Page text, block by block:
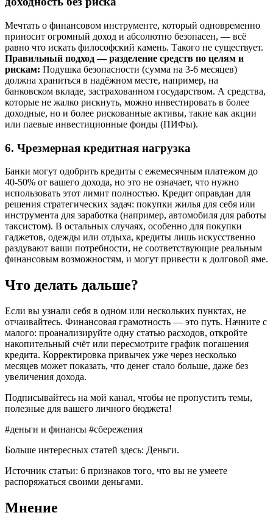
Мечтать о финансовом инструменте, который одновременно
приносит огромный доход и абсолютно безопасен, — всё
равно что искать философский камень. Такого не существует.
Правильный подход — разделение средств по целям и
рискам: Подушка безопасности (сумма на 3-6 месяцев)
должна храниться в надёжном месте, например, на
банковском вкладе, застрахованном государством. А средства,
которые не жалко рискнуть, можно инвестировать в более
доходные, но и более рискованные активы, такие как акции
или паевые инвестиционные фонды (ПИФы).
6. Чрезмерная кредитная нагрузка
Банки могут одобрить кредиты с ежемесячным платежом до
40-50% от вашего дохода, но это не означает, что нужно
использовать этот лимит полностью. Кредит оправдан для
решения стратегических задач: покупки жилья для себя или
инструмента для заработка (например, автомобиля для работы
таксистом). В остальных случаях, особенно для покупки
гаджетов, одежды или отдыха, кредиты лишь искусственно
раздувают ваши потребности, не соответствующие реальным
финансовым возможностям, и могут привести к долговой яме.
Что делать дальше?
Если вы узнали себя в одном или нескольких пунктах, не
отчаивайтесь. Финансовая грамотность — это путь. Начните с
малого: проанализируйте одну статью расходов, откройте
накопительный счёт или пересмотрите график погашения
кредита. Корректировка привычек уже через несколько
месяцев может показать, что денег стало больше, даже без
увеличения дохода.
Подписывайтесь на мой канал, чтобы не пропустить темы,
полезные для вашего личного бюджета!
#деньги и финансы #сбережения
Больше интересных статей здесь: Деньги.
Источник статьи: 6 признаков того, что вы не умеете
распоряжаться своими деньгами.
Мнение